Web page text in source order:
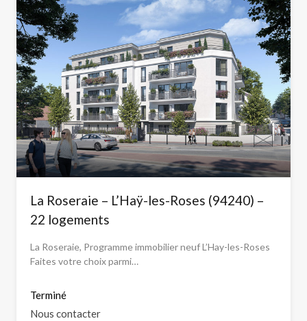
La Roseraie – L’Haÿ-les-Roses (94240) –
22 logements
La Roseraie, Programme immobilier neuf L’Hay-les-Roses
Faites votre choix parmi…
Terminé
Nous contacter